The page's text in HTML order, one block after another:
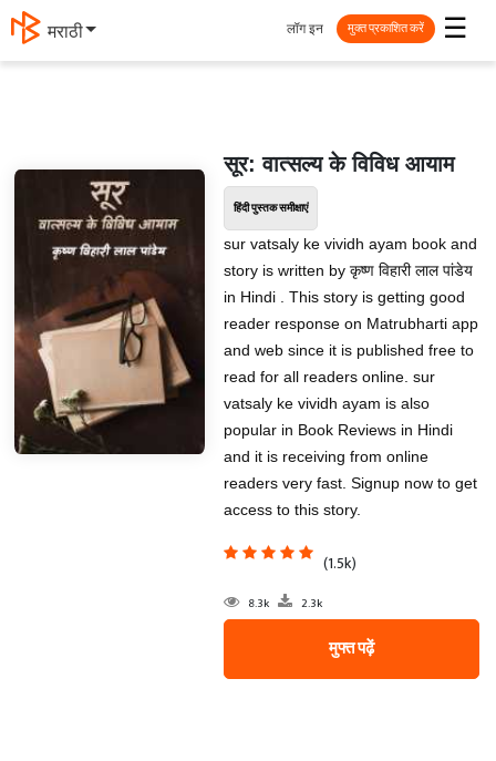
मराठी ☰
लॉग इन मुक्त प्रकाशित करें
सूर: वात्सल्य के विविध आयाम
हिंदी पुस्तक समीक्षाएं
sur vatsaly ke vividh ayam book and
story is written by कृष्ण विहारी लाल पांडेय
in Hindi . This story is getting good
reader response on Matrubharti app
and web since it is published free to
read for all readers online. sur
vatsaly ke vividh ayam is also
popular in Book Reviews in Hindi
and it is receiving from online
readers very fast. Signup now to get
access to this story.
(1.5k)
8.3k 2.3k
मुफ्त पढ़ें